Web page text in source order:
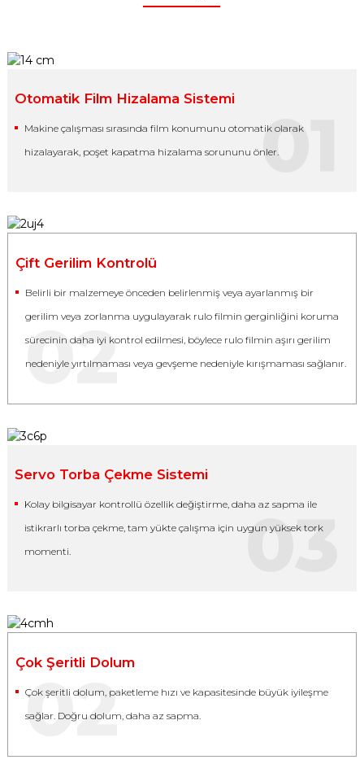
Otomatik Film Hizalama Sistemi
Makine çalışması sırasında film konumunu otomatik olarak
hizalayarak, poşet kapatma hizalama sorununu önler.01
Çift Gerilim Kontrolü
Belirli bir malzemeye önceden belirlenmiş veya ayarlanmış bir
gerilim veya zorlanma uygulayarak rulo filmin gerginliğini koruma
sürecinin daha iyi kontrol edilmesi, böylece rulo filmin aşırı gerilim
nedeniyle yırtılmaması veya gevşeme nedeniyle kırışmaması sağlanır.
02
Servo Torba Çekme Sistemi
Kolay bilgisayar kontrollü özellik değiştirme, daha az sapma ile
istikrarlı torba çekme, tam yükte çalışma için uygun yüksek tork
momenti.
03
Çok Şeritli Dolum
Çok şeritli dolum, paketleme hızı ve kapasitesinde büyük iyileşme
sağlar. Doğru dolum, daha az sapma.
02